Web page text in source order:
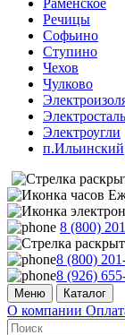
Раменское
Речицы
Софьино
Ступино
Чехов
Чулково
Электросталь
Электроугли
п.Ильинский
8 (800)
8 (800)
8 (926)
Меню Каталог
О компании